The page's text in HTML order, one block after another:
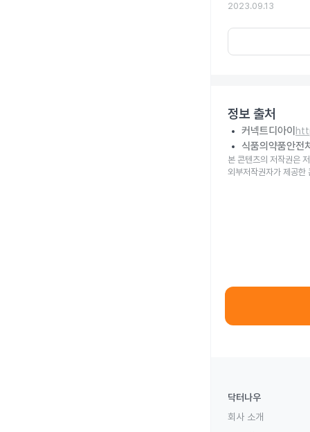
2023.09.13
정보 출처
커넥트디아이
식품의약품안전
본 콘텐츠의 저작권은
외부저작권자가 제공한
닥터나우
회사 소개